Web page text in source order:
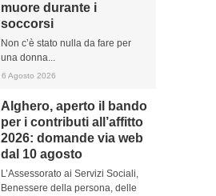
muore durante i
soccorsi
Non c’è stato nulla da fare per
una donna...
6 Agosto 2026
Alghero, aperto il bando
per i contributi all’affitto
2026: domande via web
dal 10 agosto
L’Assessorato ai Servizi Sociali,
Benessere della persona, delle